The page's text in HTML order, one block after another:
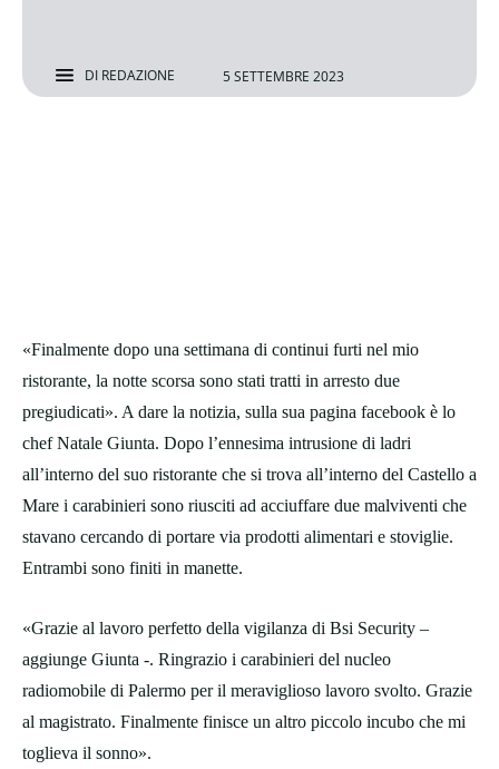
DI REDAZIONE 5 SETTEMBRE 2023
«Finalmente dopo una settimana di continui furti nel mio
ristorante, la notte scorsa sono stati tratti in arresto due
pregiudicati». A dare la notizia, sulla sua pagina facebook è lo
chef Natale Giunta. Dopo l’ennesima intrusione di ladri
all’interno del suo ristorante che si trova all’interno del Castello a
Mare i carabinieri sono riusciti ad acciuffare due malviventi che
stavano cercando di portare via prodotti alimentari e stoviglie.
Entrambi sono finiti in manette.
«Grazie al lavoro perfetto della vigilanza di Bsi Security –
aggiunge Giunta -. Ringrazio i carabinieri del nucleo
radiomobile di Palermo per il meraviglioso lavoro svolto. Grazie
al magistrato. Finalmente finisce un altro piccolo incubo che mi
toglieva il sonno».